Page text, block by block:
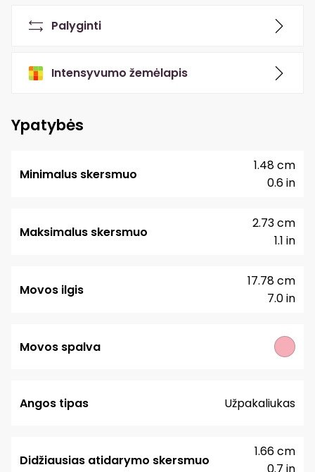
Palyginti
Intensyvumo žemėlapis
Ypatybės
Minimalus skersmuo
0.6 in
1.48 cm
Maksimalus skersmuo
1.1 in
2.73 cm
Movos ilgis
7.0 in
17.78 cm
Movos spalva
Angos tipas Užpakaliukas
Didžiausias atidarymo skersmuo
1.66 cm